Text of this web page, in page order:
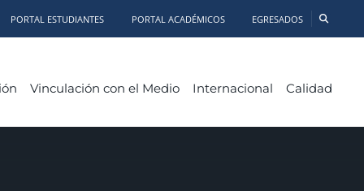
PORTAL ESTUDIANTES PORTAL ACADÉMICOS EGRESADOS
Vinculación con el Medio Internacional Calidad